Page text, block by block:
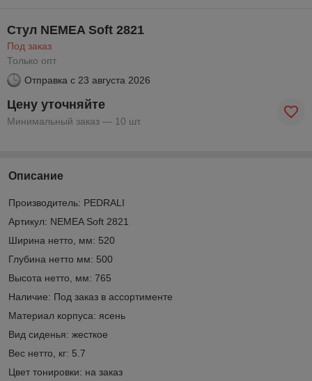
Стул NEMEA Soft 2821
Под заказ
Только опт
Отправка с 23 августа 2026
Цену уточняйте
Минимальный заказ — 10 шт.
Описание
Производитель: PEDRALI
Артикул: NEMEA Soft 2821
Ширина нетто, мм: 520
Глубина нетто мм: 500
Высота нетто, мм: 765
Наличие: Под заказ в ассортименте
Материал корпуса: ясень
Вид сиденья: жесткое
Вес нетто, кг: 5.7
Цвет тонировки: на заказ